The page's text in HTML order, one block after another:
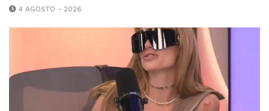
4 AGOSTO - 2026